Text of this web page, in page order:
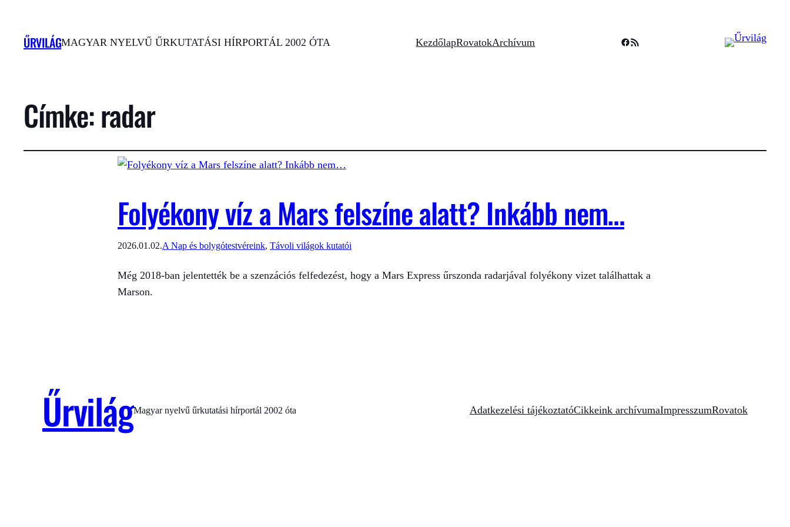
ŰRVILÁGMAGYAR NYELVŰ ŰRKUTATÁSI HÍRPORTÁL 2002 ÓTA KezdőlapRovatokArchívum Facebook
RSS Feed
Címke:radar
Folyékony víz a Mars felszíne alatt? Inkább nem…
2026.01.02.A Nap és bolygótestvéreink, Távoli világok kutatói
Még 2018-ban jelentették be a szenzációs felfedezést, hogy a Mars Express űrszonda radarjával folyékony vizet találhattak a
Marson.
ŰrvilágMagyar nyelvű űrkutatási hírportál 2002 óta Adatkezelési tájékoztatóCikkeink archívumaImpresszumRovatok